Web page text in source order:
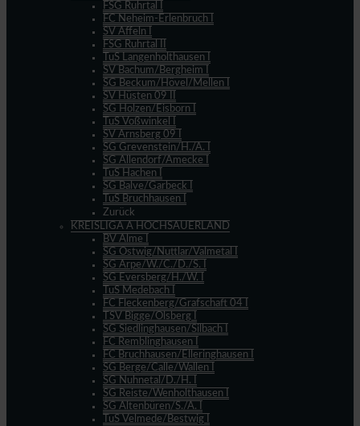
FSG Ruhrtal I
FC Neheim-Erlenbruch I
SV Affeln I
FSG Ruhrtal II
TuS Langenholthausen I
SV Bachum/Bergheim I
SG Beckum/Hövel/Mellen I
SV Hüsten 09 II
SG Holzen/Eisborn I
TuS Voßwinkel I
SV Arnsberg 09 I
SG Grevenstein/H./A. I
SG Allendorf/Amecke I
TuS Hachen I
SG Balve/Garbeck I
TuS Bruchhausen I
Zurück
KREISLIGA A HOCHSAUERLAND
BV Alme I
SG Ostwig/Nuttlar/Valmetal I
SG Arpe/W./C./D./S. I
SG Eversberg/H./W. I
TuS Medebach I
FC Fleckenberg/Grafschaft 04 I
TSV Bigge/Olsberg I
SG Siedlinghausen/Silbach I
FC Remblinghausen I
FC Bruchhausen/Elleringhausen I
SG Berge/Calle/Wallen I
SG Nuhnetal/D./H. I
SG Reiste/Wenholthausen I
SG Altenbüren/S./A. I
TuS Velmede/Bestwig I